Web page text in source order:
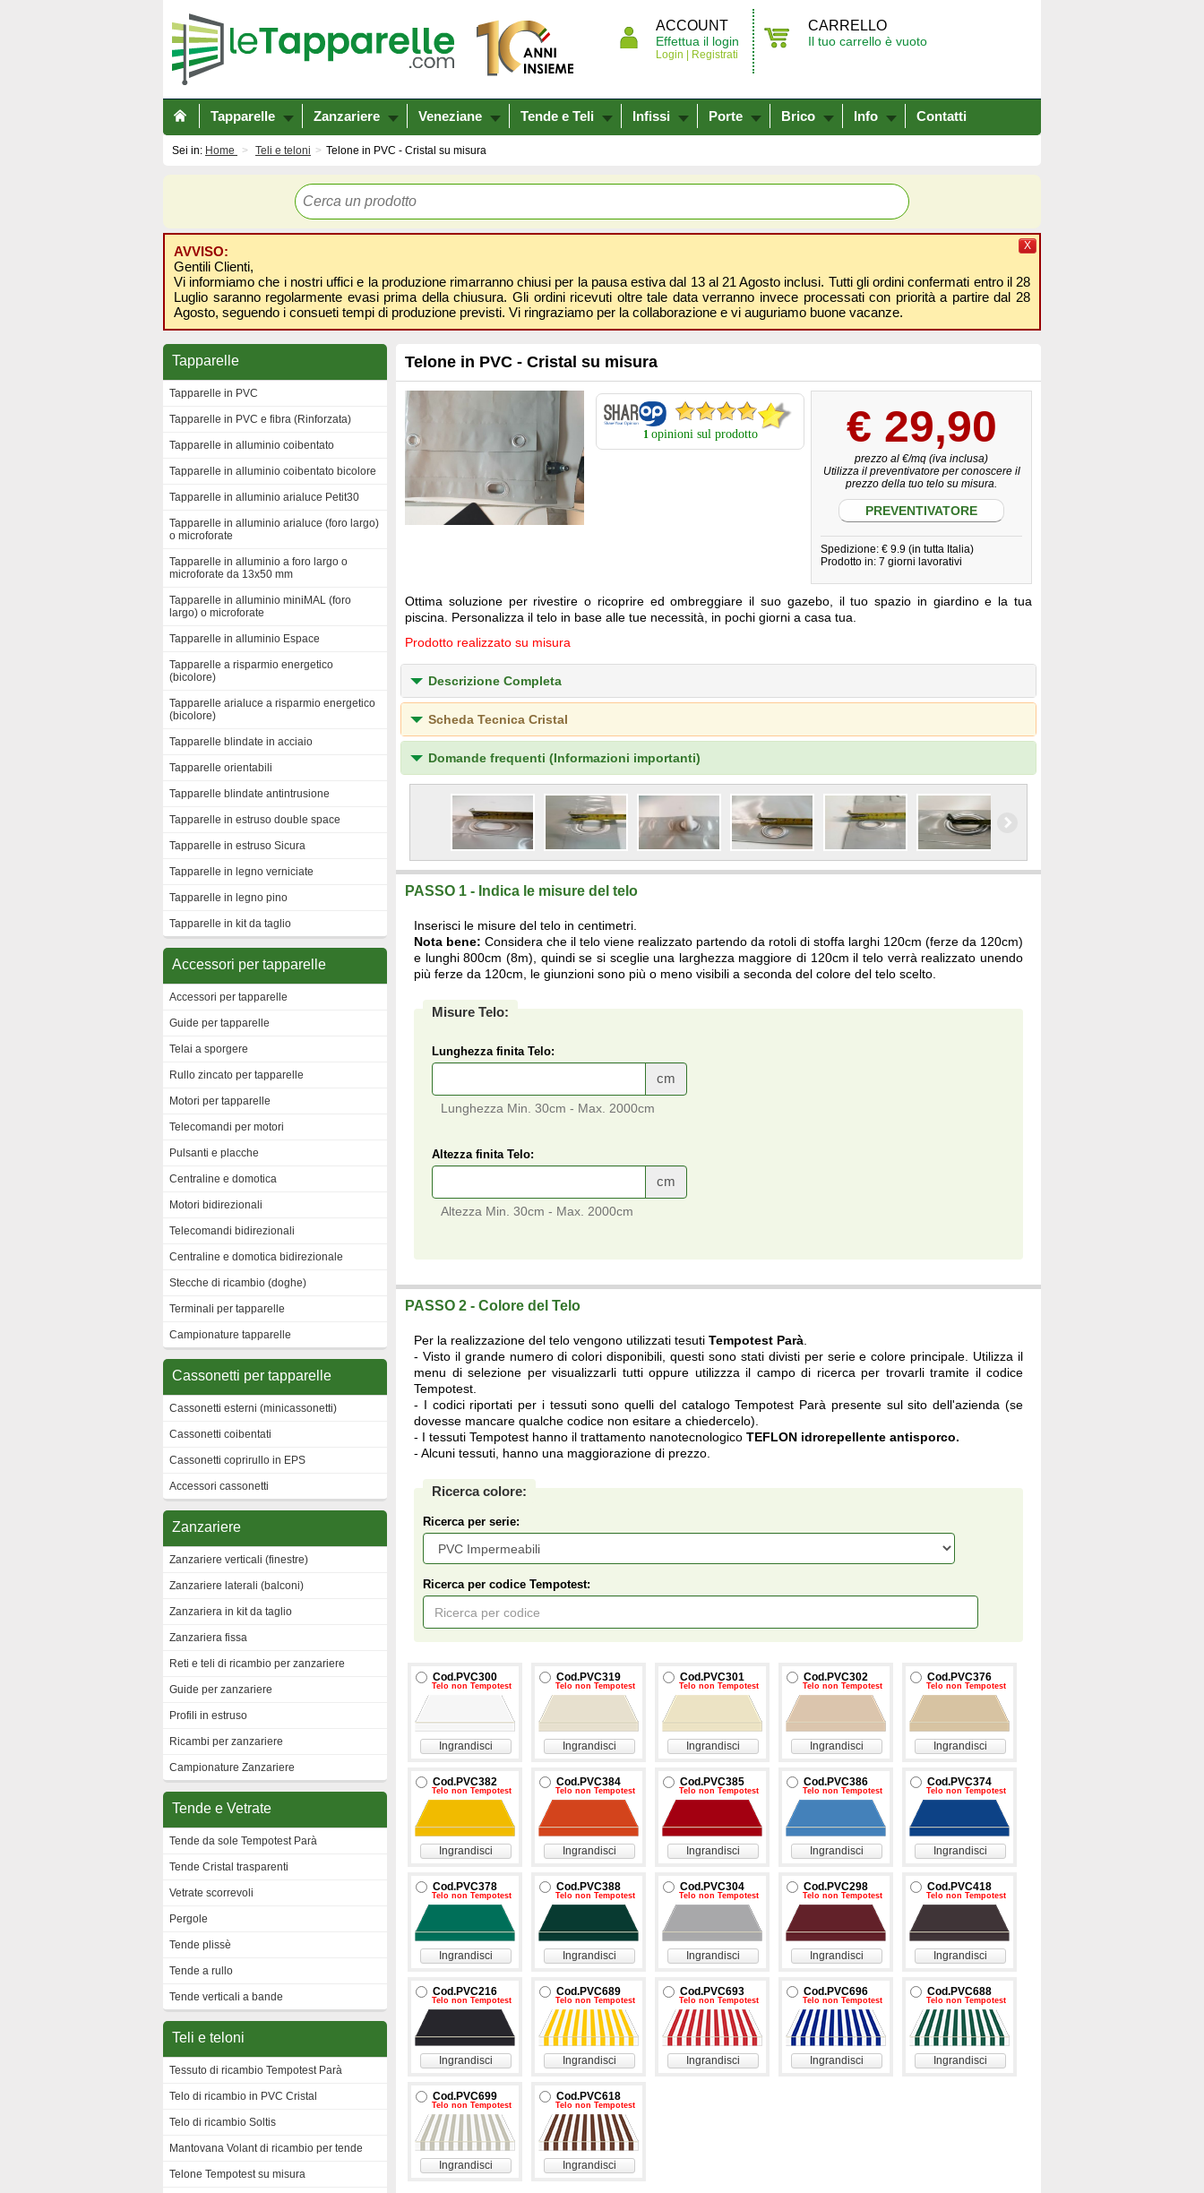
ACCOUNT
Effettua il login
Login | Registrati
CARRELLO
Il tuo carrello è vuoto
Tapparelle Zanzariere Veneziane Tende e Teli Infissi Porte Brico Info Contatti
Sei in: Home Teli e teloni Telone in PVC - Cristal su misura
AVVISO:
Gentili Clienti,
Vi informiamo che i nostri uffici e la produzione rimarranno chiusi per la pausa estiva dal 13 al 21 Agosto inclusi. Tutti gli ordini confermati entro il 28
Luglio saranno regolarmente evasi prima della chiusura. Gli ordini ricevuti oltre tale data verranno invece processati con priorità a partire dal 28
Agosto, seguendo i consueti tempi di produzione previsti. Vi ringraziamo per la collaborazione e vi auguriamo buone vacanze.
X
Tapparelle
Tapparelle in PVC
Tapparelle in PVC e fibra (Rinforzata)
Tapparelle in alluminio coibentato
Tapparelle in alluminio coibentato bicolore
Tapparelle in alluminio arialuce Petit30
Tapparelle in alluminio arialuce (foro largo)
o microforate
Tapparelle in alluminio a foro largo o
microforate da 13x50 mm
Tapparelle in alluminio miniMAL (foro
largo) o microforate
Tapparelle in alluminio Espace
Tapparelle a risparmio energetico
(bicolore)
Tapparelle arialuce a risparmio energetico
(bicolore)
Tapparelle blindate in acciaio
Tapparelle orientabili
Tapparelle blindate antintrusione
Tapparelle in estruso double space
Tapparelle in estruso Sicura
Tapparelle in legno verniciate
Tapparelle in legno pino
Tapparelle in kit da taglio
Accessori per tapparelle
Accessori per tapparelle
Guide per tapparelle
Telai a sporgere
Rullo zincato per tapparelle
Motori per tapparelle
Telecomandi per motori
Pulsanti e placche
Centraline e domotica
Motori bidirezionali
Telecomandi bidirezionali
Centraline e domotica bidirezionale
Stecche di ricambio (doghe)
Terminali per tapparelle
Campionature tapparelle
Cassonetti per tapparelle
Cassonetti esterni (minicassonetti)
Cassonetti coibentati
Cassonetti coprirullo in EPS
Accessori cassonetti
Zanzariere
Zanzariere verticali (finestre)
Zanzariere laterali (balconi)
Zanzariera in kit da taglio
Zanzariera fissa
Reti e teli di ricambio per zanzariere
Guide per zanzariere
Profili in estruso
Ricambi per zanzariere
Campionature Zanzariere
Tende e Vetrate
Tende da sole Tempotest Parà
Tende Cristal trasparenti
Vetrate scorrevoli
Pergole
Tende plissè
Tende a rullo
Tende verticali a bande
Teli e teloni
Tessuto di ricambio Tempotest Parà
Telo di ricambio in PVC Cristal
Telo di ricambio Soltis
Mantovana Volant di ricambio per tende
Telone Tempotest su misura
Telone in PVC - Cristal su misura
1 opinioni sul prodotto € 29,90
prezzo al €/mq (iva inclusa)
Utilizza il preventivatore per conoscere il
prezzo della tuo telo su misura.
PREVENTIVATORE
Spedizione: € 9.9 (in tutta Italia)
Prodotto in: 7 giorni lavorativi
Ottima soluzione per rivestire o ricoprire ed ombreggiare il suo gazebo, il tuo spazio in giardino e la tua
piscina. Personalizza il telo in base alle tue necessità, in pochi giorni a casa tua.
Prodotto realizzato su misura
Descrizione Completa
Scheda Tecnica Cristal
Domande frequenti (Informazioni importanti)
PASSO 1 - Indica le misure del telo
Inserisci le misure del telo in centimetri.
Nota bene: Considera che il telo viene realizzato partendo da rotoli di stoffa larghi 120cm (ferze da 120cm)
e lunghi 800cm (8m), quindi se si sceglie una larghezza maggiore di 120cm il telo verrà realizzato unendo
più ferze da 120cm, le giunzioni sono più o meno visibili a seconda del colore del telo scelto.
Misure Telo:
Lunghezza finita Telo:
cm
Lunghezza Min. 30cm - Max. 2000cm
Altezza finita Telo:
cm
Altezza Min. 30cm - Max. 2000cm
PASSO 2 - Colore del Telo
Per la realizzazione del telo vengono utilizzati tesuti Tempotest Parà
- Visto il grande numero di colori disponibili, questi sono stati divisti per serie e colore principale. Utilizza il
menu di selezione per visualizzarli tutti oppure utilizzza il campo di ricerca per trovarli tramite il codice
Tempotest.
- I codici riportati per i tessuti sono quelli del catalogo Tempotest Parà presente sul sito dell'azienda (se
dovesse mancare qualche codice non esitare a chiedercelo).
- I tessuti Tempotest hanno il trattamento nanotecnologico TEFLON idrorepellente antisporco.
- Alcuni tessuti, hanno una maggiorazione di prezzo.
Ricerca colore:
Ricerca per serie:
Ricerca per codice Tempotest:
Cod.PVC300
Telo non Tempotest
Ingrandisci
Cod.PVC319
Telo non Tempotest
Ingrandisci
Cod.PVC301
Telo non Tempotest
Ingrandisci
Cod.PVC302
Telo non Tempotest
Ingrandisci
Cod.PVC376
Telo non Tempotest
Ingrandisci
Cod.PVC382
Telo non Tempotest
Ingrandisci
Cod.PVC384
Telo non Tempotest
Ingrandisci
Cod.PVC385
Telo non Tempotest
Ingrandisci
Cod.PVC386
Telo non Tempotest
Ingrandisci
Cod.PVC374
Telo non Tempotest
Ingrandisci
Cod.PVC378
Telo non Tempotest
Ingrandisci
Cod.PVC388
Telo non Tempotest
Ingrandisci
Cod.PVC304
Telo non Tempotest
Ingrandisci
Cod.PVC298
Telo non Tempotest
Ingrandisci
Cod.PVC418
Telo non Tempotest
Ingrandisci
Cod.PVC216
Telo non Tempotest
Ingrandisci
Cod.PVC689
Telo non Tempotest
Ingrandisci
Cod.PVC693
Telo non Tempotest
Ingrandisci
Cod.PVC696
Telo non Tempotest
Ingrandisci
Cod.PVC688
Telo non Tempotest
Ingrandisci
Cod.PVC699
Telo non Tempotest
Ingrandisci
Cod.PVC618
Telo non Tempotest
Ingrandisci